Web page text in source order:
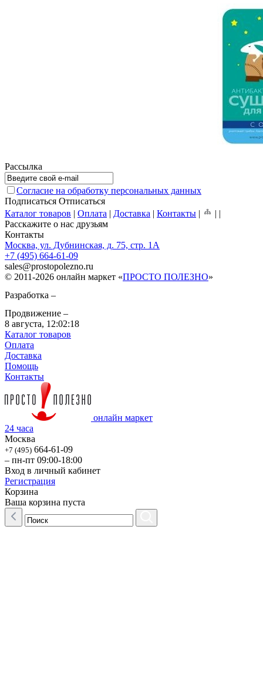
Рассылка
Согласие на обработку персональных данных
Подписаться Отписаться
Каталог товаров | Оплата | Доставка | Контакты | | |
Расскажите о нас друзьям
Контакты
Москва, ул. Дубнинская, д. 75, стр. 1А
+7 (495) 664-61-09
sales@prostopolezno.ru
© 2011-2026 онлайн маркет «ПРОСТО ПОЛЕЗНО»
Разработка –
Продвижение –
8 августа, 12:02:18
Каталог товаров
Оплата
Доставка
Помощь
Контакты
онлайн маркет
24 часа
Москва
+7 (495) 664-61-09
– пн-пт 09:00-18:00
Вход в личный кабинет
Регистрация
Корзина
Ваша корзина пуста